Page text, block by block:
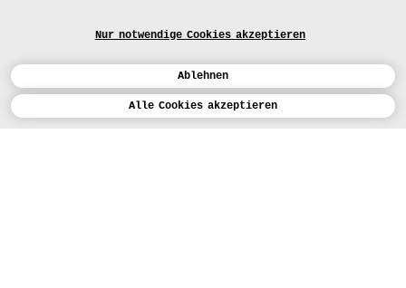
Nur notwendige Cookies akzeptieren
Ablehnen
Alle Cookies akzeptieren
Kalender